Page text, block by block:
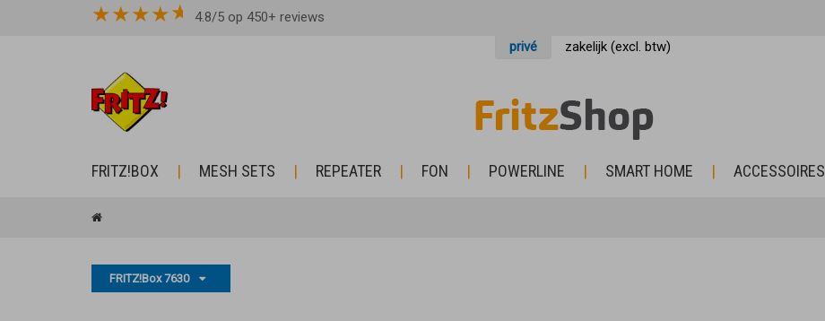
★★★★ 4.8/5 op 450+ reviews
privé zakelijk (excl. btw)
FRITZ!BOX MESH SETS REPEATER FON POWERLINE SMART HOME ACCESSOIRES
FRITZ!Box 7630